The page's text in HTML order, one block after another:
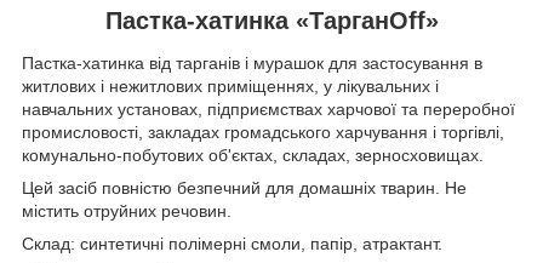
Пастка-хатинка «ТарганOff»
Пастка-хатинка від тарганів і мурашок для застосування в
житлових і нежитлових приміщеннях, у лікувальних і
навчальних установах, підприємствах харчової та переробної
промисловості, закладах громадського харчування і торгівлі,
комунально-побутових об'єктах, складах, зерносховищах.
Цей засіб повністю безпечний для домашніх тварин. Не
містить отруйних речовин.
Склад: синтетичні полімерні смоли, папір, атрактант.